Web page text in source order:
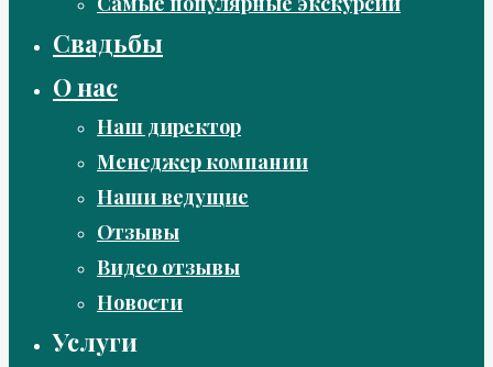
Свадьбы
О нас
Наш директор
Менеджер компании
Наши ведущие
Отзывы
Видео отзывы
Новости
Услуги